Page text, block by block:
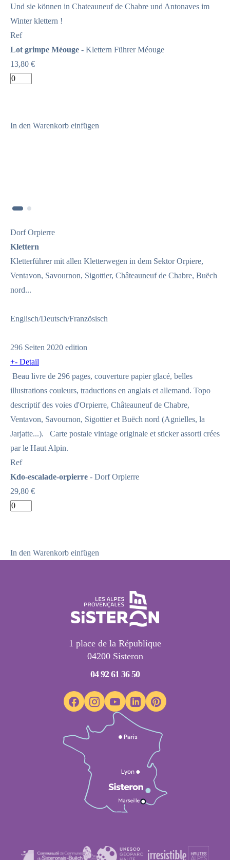
Und sie können in Chateauneuf de Chabre und Antonaves im
Winter klettern !
Ref
Lot grimpe Méouge - Klettern Führer Méouge
13,80 €
In den Warenkorb einfügen
Dorf Orpierre
Klettern
Kletterführer mit allen Kletterwegen in dem Sektor Orpiere,
Ventavon, Savournon, Sigottier, Châteauneuf de Chabre, Buëch
nord...
Englisch/Deutsch/Französisch
296 Seiten 2020 edition
+- Detail
Beau livre de 296 pages, couverture papier glacé, belles
illustrations couleurs, traductions en anglais et allemand. Topo
descriptif des voies d'Orpierre, Châteauneuf de Chabre,
Ventavon, Savournon, Sigottier et Buëch nord (Agnielles, la
Jarjatte...). Carte postale vintage originale et sticker assorti crées
par le Haut Alpin.
Ref
Kdo-escalade-orpierre - Dorf Orpierre
29,80 €
In den Warenkorb einfügen
1 place de la République
04200 Sisteron
04 92 61 36 50
Suivez-nous sur Facebook
Suivez-nous sur Instagram
Suivez-nous sur Youtube
Suivez-nous sur Linkedin
Suivez-nous sur